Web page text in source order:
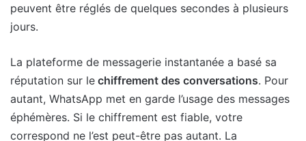
peuvent être réglés de quelques secondes à plusieurs
jours.
La plateforme de messagerie instantanée a basé sa
réputation sur le chiffrement des conversations. Pour
autant, WhatsApp met en garde l’usage des messages
éphémères. Si le chiffrement est fiable, votre
correspond ne l’est peut-être pas autant. La